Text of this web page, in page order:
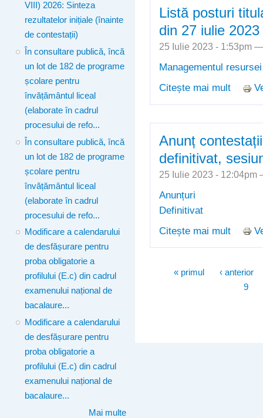
VIII) 2026: Sinteza
rezultatelor inițiale (înainte
de contestații)
În consultare publică, încă
un lot de 182 de programe
școlare pentru
învățământul liceal
(elaborate în cadrul
procesului de refo...
În consultare publică, încă
un lot de 182 de programe
școlare pentru
învățământul liceal
(elaborate în cadrul
procesului de refo...
Modificare a calendarului
de desfășurare pentru
proba obligatorie a
profilului (E.c) din cadrul
examenului național de
bacalaure...
Modificare a calendarului
de desfășurare pentru
proba obligatorie a
profilului (E.c) din cadrul
examenului național de
bacalaure...
Mai multe
Listă posturi
din 27 iulie 2023
25 Iulie 2023 - 1:53pm
Managementul
Citește mai mult
Anunț
definitivat,
25 Iulie 2023 -
Anunțuri
Definitivat
Citește mai mult
Pagini« primul
‹ anterior
9